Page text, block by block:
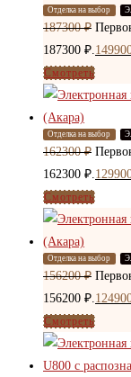
Отделка на выбор
187300₽
187300 ₽.
Смотреть
Отделка на выбор
162300₽
162300 ₽.
Смотреть
Отделка на выбор
156200₽
156200 ₽.
Смотреть